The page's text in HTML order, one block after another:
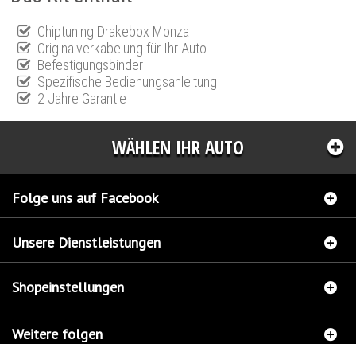
Chiptuning Drakebox Monza
Originalverkabelung für Ihr Auto
Befestigungsbinder
Spezifische Bedienungsanleitung
2 Jahre Garantie
WÄHLEN IHR AUTO
Folge uns auf Facebook
Unsere Dienstleistungen
Shopeinstellungen
Weitere folgen